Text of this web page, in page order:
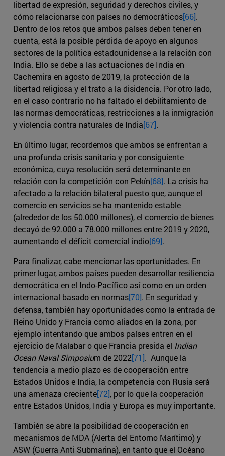
libertad de expresión, seguridad y derechos civiles, y
cómo relacionarse con países no democráticos[66].
Dentro de los retos que ambos países deben tener en
cuenta, está la posible pérdida de apoyo en algunos
sectores de la política estadounidense a la relación con
India. Ello se debe a las actuaciones de India en
Cachemira en agosto de 2019, la protección de la
libertad religiosa y el trato a la disidencia. Por otro lado,
en el caso contrario no ha faltado el debilitamiento de
las normas democráticas, restricciones a la inmigración
y violencia contra naturales de India[67].
En último lugar, recordemos que ambos se enfrentan a
una profunda crisis sanitaria y por consiguiente
económica, cuya resolución será determinante en
relación con la competición con Pekín[68]. La crisis ha
afectado a la relación bilateral puesto que, aunque el
comercio en servicios se ha mantenido estable
(alrededor de los 50.000 millones), el comercio de bienes
decayó de 92.000 a 78.000 millones entre 2019 y 2020,
aumentando el déficit comercial indio[69].
Para finalizar, cabe mencionar las oportunidades. En
primer lugar, ambos países pueden desarrollar resiliencia
democrática en el Indo-Pacífico así como en un orden
internacional basado en normas[70]. En seguridad y
defensa, también hay oportunidades como la entrada de
Reino Unido y Francia como aliados en la zona, por
ejemplo intentando que ambos países entren en el
ejercicio de Malabar o que Francia presida el Indian
Ocean Naval Simposium de 2022[71]. Aunque la
tendencia a medio plazo es de cooperación entre
Estados Unidos e India, la competencia con Rusia será
una amenaza creciente[72], por lo que la cooperación
entre Estados Unidos, India y Europa es muy importante.
También se abre la posibilidad de cooperación en
mecanismos de MDA (Alerta del Entorno Marítimo) y
ASW (Guerra Anti Submarina), en tanto que el Océano